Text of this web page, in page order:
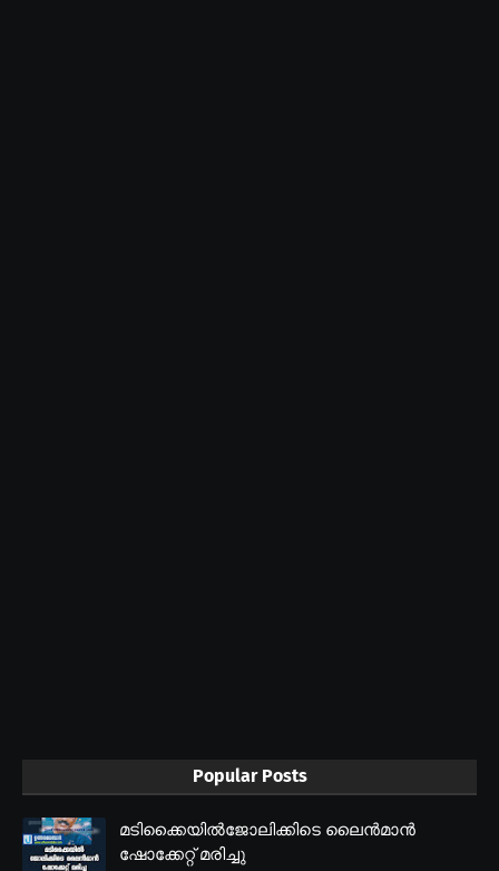
Popular Posts
മടിക്കൈയിൽജോലിക്കിടെ ലൈൻമാൻ
ഷോക്കേറ്റ് മരിച്ചു